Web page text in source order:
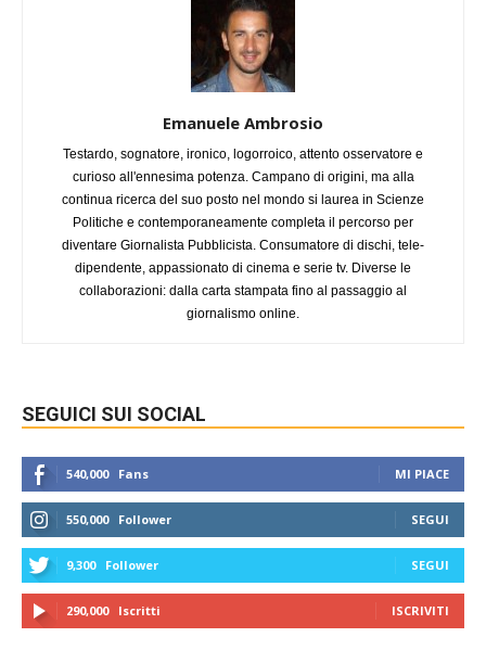
Emanuele Ambrosio
Testardo, sognatore, ironico, logorroico, attento osservatore e
curioso all'ennesima potenza. Campano di origini, ma alla
continua ricerca del suo posto nel mondo si laurea in Scienze
Politiche e contemporaneamente completa il percorso per
diventare Giornalista Pubblicista. Consumatore di dischi, tele-
dipendente, appassionato di cinema e serie tv. Diverse le
collaborazioni: dalla carta stampata fino al passaggio al
giornalismo online.
SEGUICI SUI SOCIAL
540,000 Fans MI PIACE
550,000 Follower SEGUI
9,300 Follower SEGUI
290,000 Iscritti ISCRIVITI